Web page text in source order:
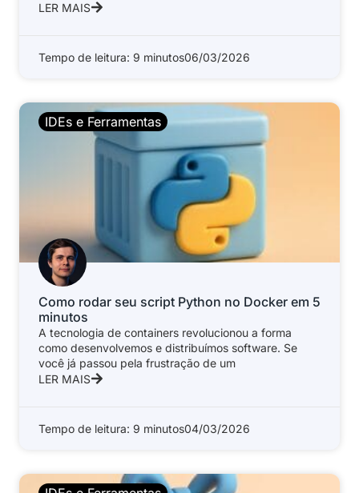
LER MAIS
Tempo de leitura: 9 minutos06/03/2026
IDEs e Ferramentas
Como rodar seu script Python no Docker em 5
minutos
A tecnologia de containers revolucionou a forma
como desenvolvemos e distribuímos software. Se
você já passou pela frustração de um
LER MAIS
Tempo de leitura: 9 minutos04/03/2026